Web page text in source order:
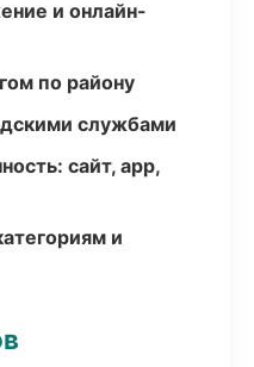
и онлайн-
по району
службами
сайт, app,
и